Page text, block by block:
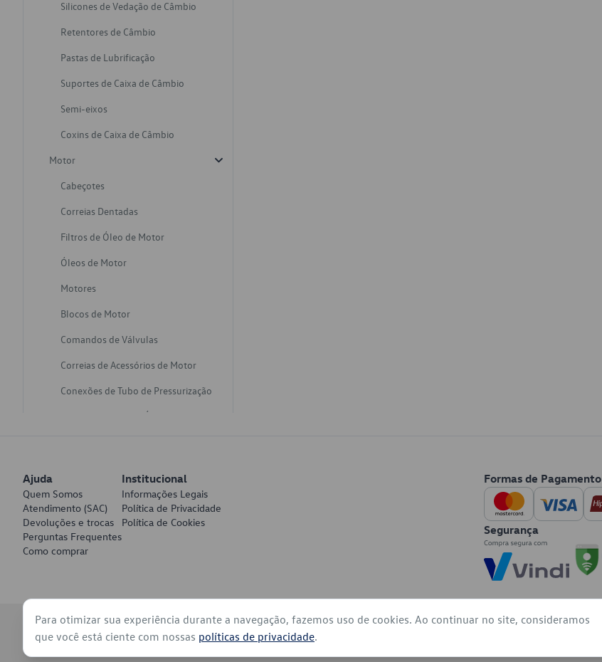
Silicones de Vedação de Câmbio
Retentores de Câmbio
Pastas de Lubrificação
Suportes de Caixa de Câmbio
Semi-eixos
Coxins de Caixa de Câmbio
Motor
Cabeçotes
Correias Dentadas
Filtros de Óleo de Motor
Óleos de Motor
Motores
Blocos de Motor
Comandos de Válvulas
Correias de Acessórios de Motor
Conexões de Tubo de Pressurização
Varetas de Nivel de Óleo
Discos de Freio
Juntas de Bomba de Vácuo
Mangueiras de Vácuo de Servo
Pratos de Disco de Freio
Travas de Pastilha de Freio
Ajuda
Quem Somos
Atendimento (SAC)
Devoluções e trocas
Perguntas Frequentes
Como comprar
Institucional
Informações Legais
Política de Privacidade
Política de Cookies
Formas de Pagamento
Segurança
© 2026 - Volkswagen do Brasil - Todos os direitos reservados
Para otimizar sua experiência durante a navegação, fazemos uso de cookies. Ao continuar no site, consideramos
que você está ciente com nossas políticas de privacidade.